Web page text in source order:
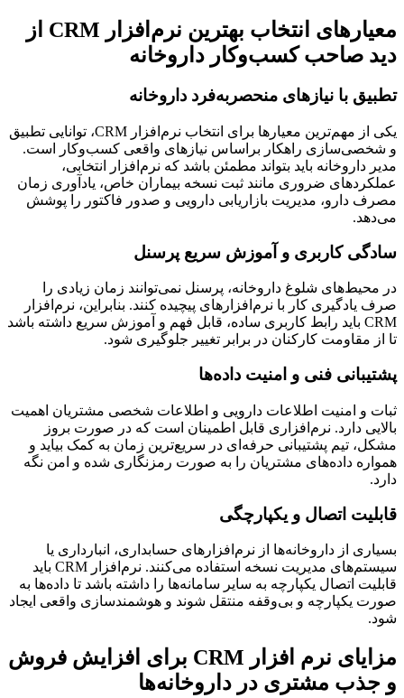
معیارهای انتخاب بهترین نرم‌افزار CRM از
دید صاحب کسب‌وکار داروخانه
تطبیق با نیازهای منحصربه‌فرد داروخانه
یکی از مهم‌ترین معیارها برای انتخاب نرم‌افزار CRM، توانایی تطبیق
و شخصی‌سازی راهکار براساس نیازهای واقعی کسب‌وکار است.
مدیر داروخانه باید بتواند مطمئن باشد که نرم‌افزار انتخابی،
عملکردهای ضروری مانند ثبت نسخه بیماران خاص، یادآوری زمان
مصرف دارو، مدیریت بازاریابی دارویی و صدور فاکتور را پوشش
می‌دهد.
سادگی کاربری و آموزش سریع پرسنل
در محیط‌های شلوغ داروخانه، پرسنل نمی‌توانند زمان زیادی را
صرف یادگیری کار با نرم‌افزارهای پیچیده کنند. بنابراین، نرم‌افزار
CRM باید رابط کاربری ساده، قابل فهم و آموزش سریع داشته باشد
تا از مقاومت کارکنان در برابر تغییر جلوگیری شود.
پشتیبانی فنی و امنیت داده‌ها
ثبات و امنیت اطلاعات دارویی و اطلاعات شخصی مشتریان اهمیت
بالایی دارد. نرم‌افزاری قابل اطمینان است که در صورت بروز
مشکل، تیم پشتیبانی حرفه‌ای در سریع‌ترین زمان به کمک بیاید و
همواره داده‌های مشتریان را به صورت رمزنگاری شده و امن نگه
دارد.
قابلیت اتصال و یکپارچگی
بسیاری از داروخانه‌ها از نرم‌افزارهای حسابداری، انبارداری یا
سیستم‌های مدیریت نسخه استفاده می‌کنند. نرم‌افزار CRM باید
قابلیت اتصال یکپارچه به سایر سامانه‌ها را داشته باشد تا داده‌ها به
صورت یکپارچه و بی‌وقفه منتقل شوند و هوشمندسازی واقعی ایجاد
شود.
مزایای نرم افزار CRM برای افزایش فروش
و جذب مشتری در داروخانه‌ها